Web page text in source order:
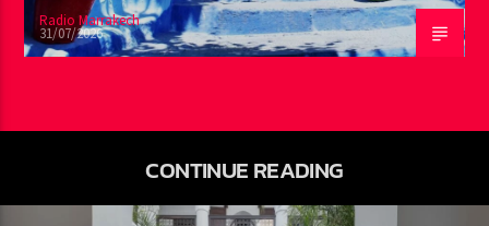
Radio Marrakech
31/07/2026
CONTINUE READING